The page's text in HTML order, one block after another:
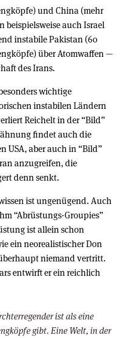
und China (mehr
beispielsweise auch Israel
instabile Pakistan (60
über Atomwaffen —
des Irans.
wichtige
instabilen Ländern
Reichelt in der “Bild”
findet auch die
USA, aber auch in “Bild”
anzugreifen, die
denn senkt.
ist ungenügend. Auch
“Abrüstungs-Groupies”
ist allein schon
ein neorealistischer Don
niemand vertritt.
entwirft er ein reichlich
ist als eine
gibt. Eine Welt, in der